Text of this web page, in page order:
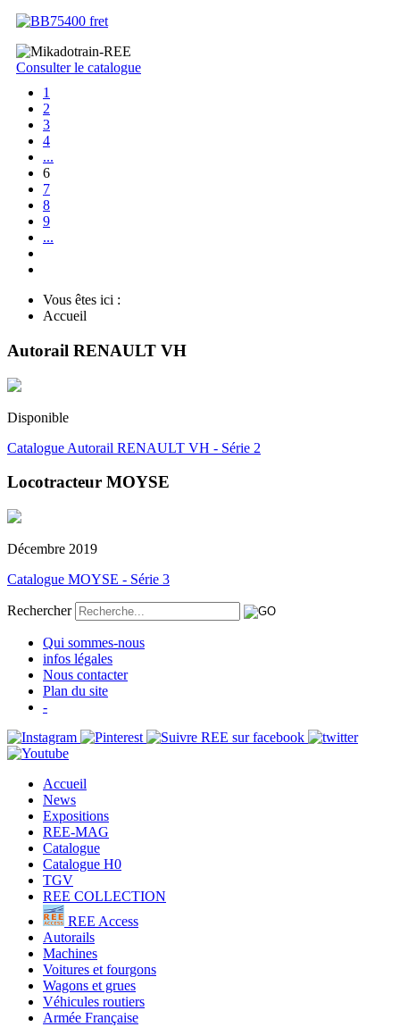
Consulter le catalogue
1
2
3
4
...
6
7
8
9
...
Vous êtes ici :
Accueil
Autorail RENAULT VH
Disponible
Catalogue Autorail RENAULT VH - Série 2
Locotracteur MOYSE
Décembre 2019
Catalogue MOYSE - Série 3
Rechercher
Qui sommes-nous
infos légales
Nous contacter
Plan du site
-
Accueil
News
Expositions
REE-MAG
Catalogue
Catalogue H0
TGV
REE COLLECTION
REE Access
Autorails
Machines
Voitures et fourgons
Wagons et grues
Véhicules routiers
Armée Française